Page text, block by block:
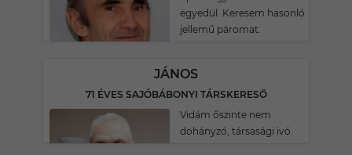
egyedül. Keresem hasonló
jellemű páromat.
JÁNOS
71 ÉVES SAJÓBÁBONYI TÁRSKERESŐ
Vidám őszinte nem
dohányzó, társasági ivó.